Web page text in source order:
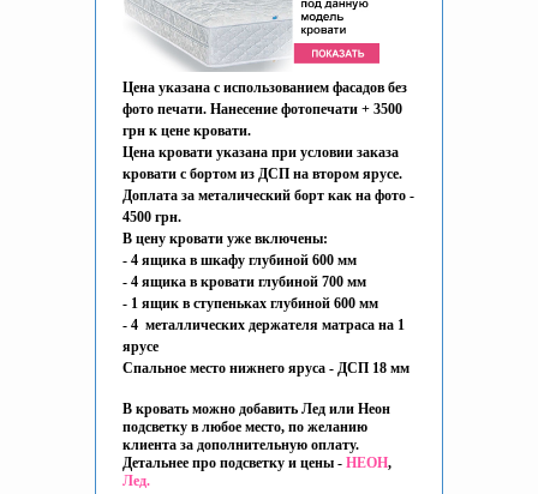
Цена указана с использованием фасадов без
фото печати. Нанесение фотопечати + 3500
грн к цене кровати.
Цена кровати указана при условии заказа
кровати с бортом из ДСП на втором ярусе.
Доплата за металический борт как на фото -
4500 грн.
В цену кровати уже включены:
- 4 ящика в шкафу глубиной 600 мм
- 4 ящика в кровати глубиной 700 мм
- 1 ящик в ступеньках глубиной 600 мм
- 4 металлических держателя матраса на 1
ярусе
Спальное место нижнего яруса - ДСП 18 мм
В кровать можно добавить Лед или Неон
подсветку в любое место, по желанию
клиента за дополнительную оплату.
Детальнее про подсветку и цены - НЕОН,
Лед.